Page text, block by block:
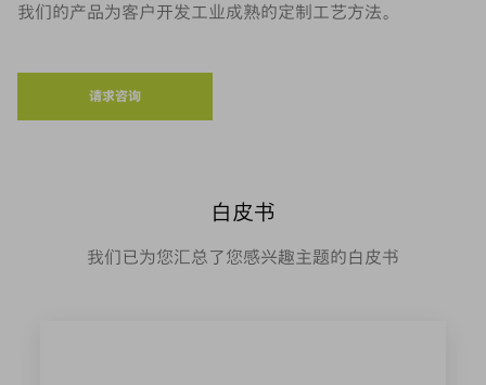
我们的产品为客户开发工业成熟的定制工艺方法。
请求咨询
白皮书
我们已为您汇总了您感兴趣主题的白皮书